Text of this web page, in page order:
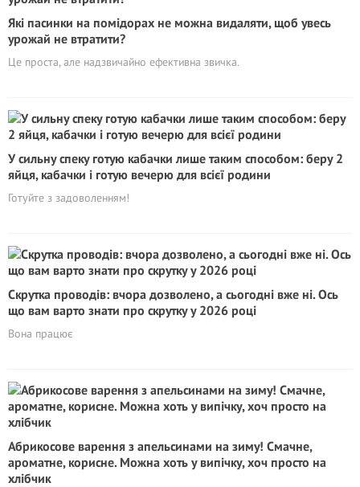
Які пасинки на помідорах не можна видаляти, щоб увесь
урожай не втратити?
Це проста, але надзвичайно ефективна звичка.
У сильну спеку готую кабачки лише таким способом: беру 2
яйця, кабачки і готую вечерю для всієї родини
Готуйте з задоволенням!
Скрутка проводів: вчора дозволено, а сьогодні вже ні. Ось
що вам варто знати про скрутку у 2026 році
Вона працює
Абрикосове варення з апельсинами на зиму! Смачне,
ароматне, корисне. Можна хоть у випічку, хоч просто на
хлібчик